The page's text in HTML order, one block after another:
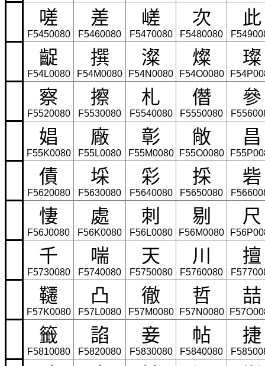
嗟
F5450080
差
F5460080
嵯
F5470080
次
F5480080
此
齪
F54L0080
撰
F54M0080
澯
F54N0080
燦
F54O0080
璨
察
F5520080
擦
F5530080
札
F5540080
僭
F5550080
參
娼
F55K0080
廠
F55L0080
彰
F55M0080
敞
F55O0080
昌
債
F5620080
埰
F5630080
彩
F5640080
採
F5650080
砦
悽
F56J0080
處
F56K0080
刺
F56L0080
剔
F56M0080
尺
千
F5730080
喘
F5740080
天
F5750080
川
F5760080
擅
韆
F57K0080
凸
F57L0080
徹
F57M0080
哲
F57N0080
喆
籤
F5810080
諂
F5820080
妾
F5830080
帖
F5840080
捷